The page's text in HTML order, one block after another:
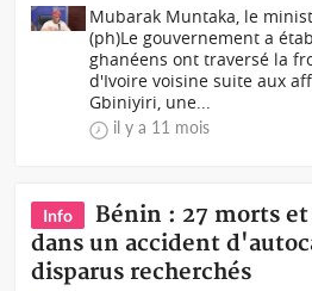
Mubarak Muntaka, le
(ph)Le gouvernement a
ghanéens ont traversé la
d'Ivoire voisine suite aux
Gbiniyiri, une...
il y a 11 mois
Info
Bénin : 27 morts et
dans un accident
disparus recherchés